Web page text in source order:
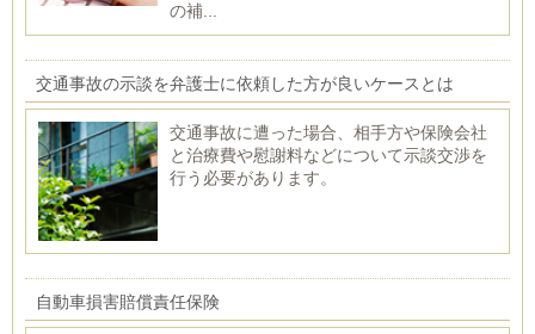
の補...
交通事故の示談を弁護士に依頼した方が良いケースとは
交通事故に遭った場合、相手方や保険会社
と治療費や慰謝料などについて示談交渉を
行う必要があります。
自動車損害賠償責任保険